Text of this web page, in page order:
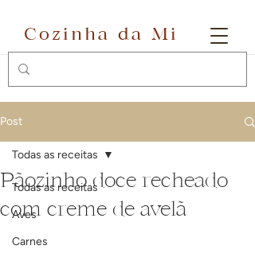
Cozinha da Mi
Post
Todas as receitas
Aves
Carnes
Todas as receitas
Pãozinho doce recheado
com creme de avelã